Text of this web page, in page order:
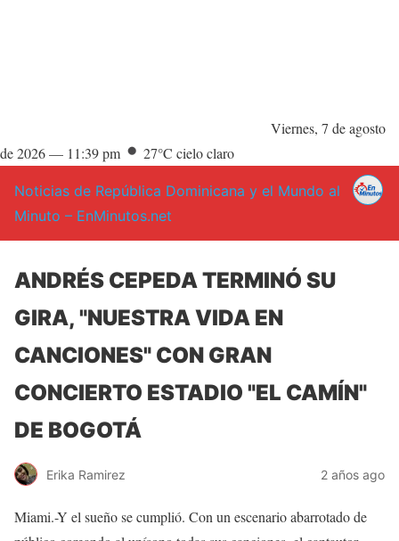
Viernes, 7 de agosto
de 2026 — 11:39 pm 27°C cielo claro
Noticias de República Dominicana y el Mundo al
Minuto – EnMinutos.net
ANDRÉS CEPEDA TERMINÓ SU
GIRA, "NUESTRA VIDA EN
CANCIONES" CON GRAN
CONCIERTO ESTADIO "EL CAMÍN"
DE BOGOTÁ
Erika Ramirez 2 años ago
Miami.-Y el sueño se cumplió. Con un escenario abarrotado de